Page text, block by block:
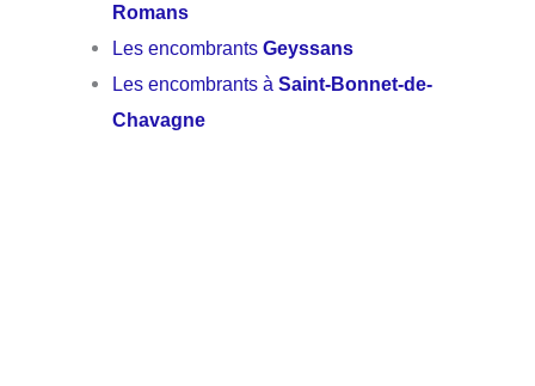
Romans
Les encombrantsGeyssans
Les encombrants àSaint-Bonnet-de-
Chavagne